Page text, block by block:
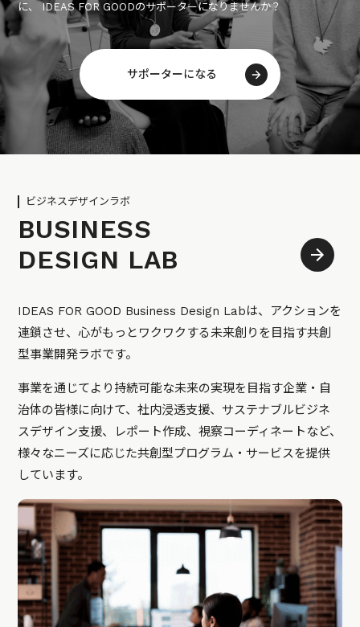
に、 IDEAS FOR GOODのサポーターになりませんか？
サポーターになる
ビジネスデザインラボ
BUSINESS
DESIGN LAB
IDEAS FOR GOOD Business Design Labは、アクションを
連鎖させ、心がもっとワクワクする未来創りを目指す共創
型事業開発ラボです。
事業を通じてより持続可能な未来の実現を目指す企業・自
治体の皆様に向けて、社内浸透支援、サステナブルビジネ
スデザイン支援、レポート作成、視察コーディネートなど、
様々なニーズに応じた共創型プログラム・サービスを提供
しています。